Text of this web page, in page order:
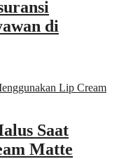
di
Saat
Matte